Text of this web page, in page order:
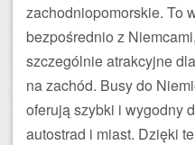
zachodniopomorskie. To
bezpośrednio z
szczególnie atrakcyjne
na zachód. Busy do
oferują szybki i wygodny
autostrad i miast. Dzięki